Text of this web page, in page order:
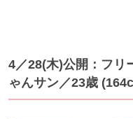
4／28(木)公開：フリ
ゃんサン／23歳